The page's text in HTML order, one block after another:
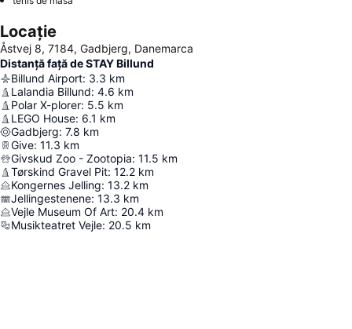
Locație
Åstvej 8, 7184, Gadbjerg, Danemarca
Distanță față de STAY Billund
Billund Airport: 3.3 km
Lalandia Billund: 4.6 km
Polar X-plorer: 5.5 km
LEGO House: 6.1 km
Gadbjerg: 7.8 km
Give: 11.3 km
Givskud Zoo - Zootopia: 11.5 km
Tørskind Gravel Pit: 12.2 km
Kongernes Jelling: 13.2 km
Jellingestenene: 13.3 km
Vejle Museum Of Art: 20.4 km
Musikteatret Vejle: 20.5 km